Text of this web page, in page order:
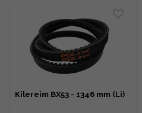
Kilereim BX53 - 1346 mm (Li)